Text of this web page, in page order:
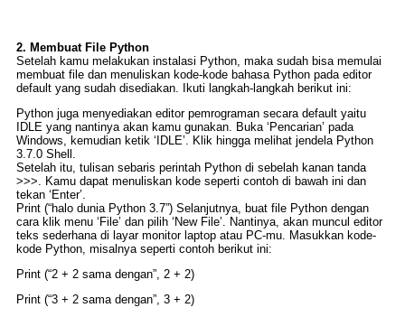
2. Membuat File Python
Setelah kamu melakukan instalasi Python, maka sudah bisa memulai
membuat file dan menuliskan kode-kode bahasa Python pada editor
default yang sudah disediakan. Ikuti langkah-langkah berikut ini:
Python juga menyediakan editor pemrograman secara default yaitu
IDLE yang nantinya akan kamu gunakan. Buka ‘Pencarian’ pada
Windows, kemudian ketik ‘IDLE’. Klik hingga melihat jendela Python
3.7.0 Shell.
Setelah itu, tulisan sebaris perintah Python di sebelah kanan tanda
>>>. Kamu dapat menuliskan kode seperti contoh di bawah ini dan
tekan ‘Enter’.
Print (“halo dunia Python 3.7”) Selanjutnya, buat file Python dengan
cara klik menu ‘File’ dan pilih ‘New File’. Nantinya, akan muncul editor
teks sederhana di layar monitor laptop atau PC-mu. Masukkan kode-
kode Python, misalnya seperti contoh berikut ini:
Print (“2 + 2 sama dengan”, 2 + 2)
Print (“3 + 2 sama dengan”, 3 + 2)